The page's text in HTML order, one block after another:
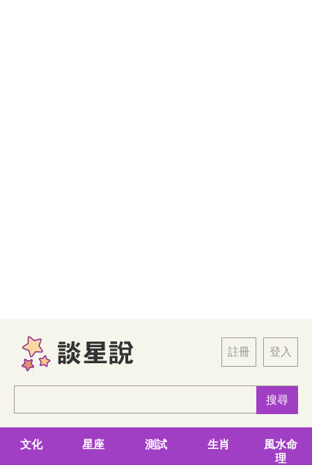
註冊 登入
文化 星座 測試 生肖
風水命
理